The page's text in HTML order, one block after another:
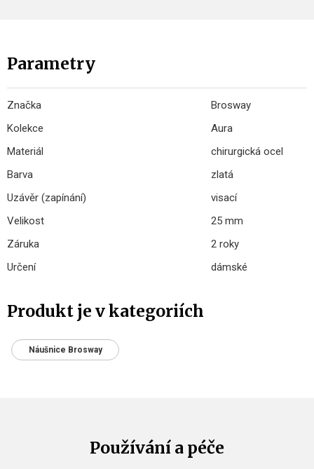
Parametry
Značka
Brosway
Kolekce
Aura
Materiál
chirurgická ocel
Barva
zlatá
Uzávěr (zapínání)
visací
Velikost
25 mm
Záruka
2 roky
Určení
dámské
Produkt je v kategoriích
Náušnice Brosway
Používání a péče